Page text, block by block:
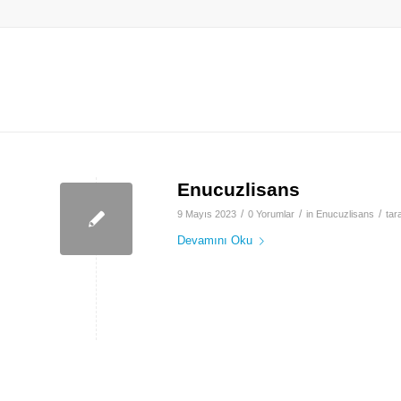
Enucuzlisans
9 Mayıs 2023 / 0 Yorumlar / in Enucuzlisans /
Devamını Oku